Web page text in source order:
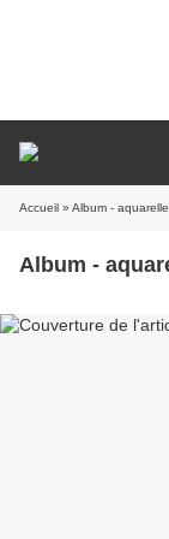
Accueil » Album -
Album -